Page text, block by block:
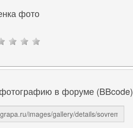
фото
фотографию в форуме (BBcode)